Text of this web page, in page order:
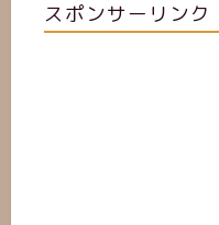
スポンサーリンク